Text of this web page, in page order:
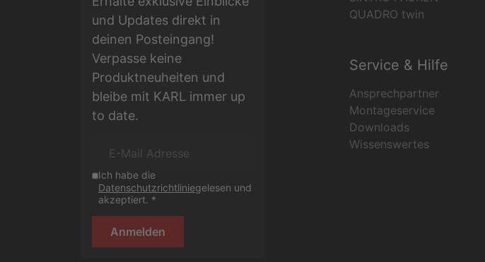
und Updates direkt in
deinen Posteingang!
Verpasse keine
Produktneuheiten und
bleibe mit KARL immer up
to date.
Ich habe die
Datenschutzrichtliniegelesen und
akzeptiert. *
Anmelden
QUADRO twin
Service & Hilfe
Ansprechpartner
Montageservice
Downloads
Wissenswertes